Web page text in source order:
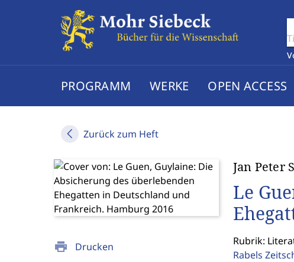
PROGRAMM WERKE OPEN ACCESS
Zurück zum Heft
print Drucken
Jan Peter
Le
Rubrik:
Rabels